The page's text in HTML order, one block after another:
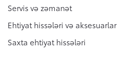
Servis və zəmanət
Ehtiyat hissələri və aksesuarlar
Saxta ehtiyat hissələri